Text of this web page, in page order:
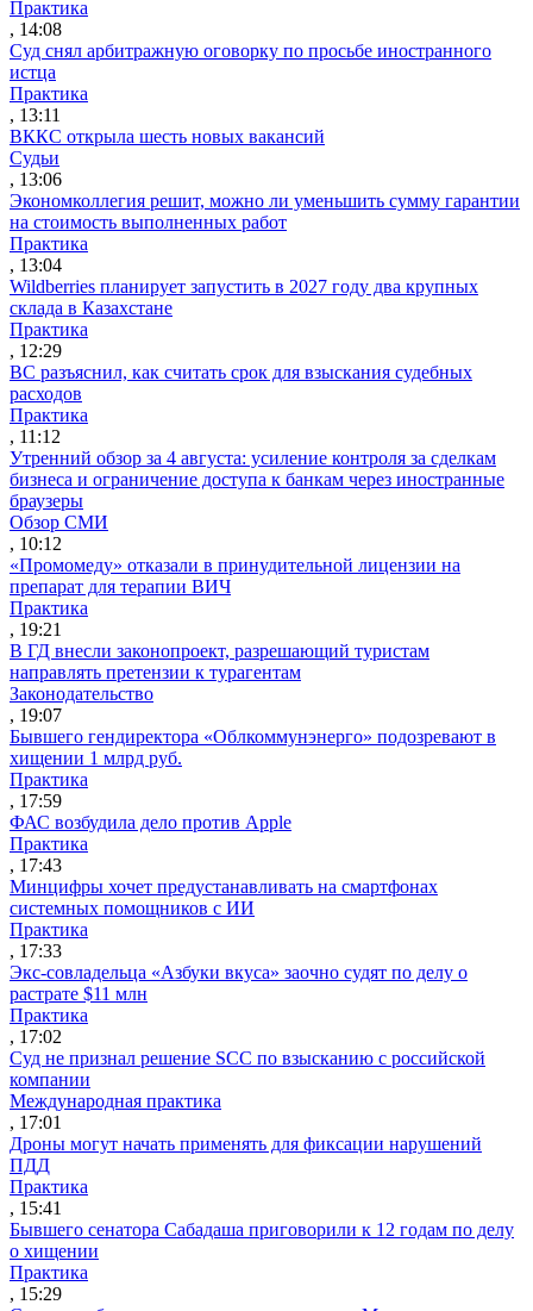
Практика
, 14:08
Суд снял арбитражную оговорку по просьбе иностранного
истца
Практика
, 13:11
ВККС открыла шесть новых вакансий
Судьи
, 13:06
Экономколлегия решит, можно ли уменьшить сумму гарантии
на стоимость выполненных работ
Практика
, 13:04
Wildberries планирует запустить в 2027 году два крупных
склада в Казахстане
Практика
, 12:29
ВС разъяснил, как считать срок для взыскания судебных
расходов
Практика
, 11:12
Утренний обзор за 4 августа: усиление контроля за сделкам
бизнеса и ограничение доступа к банкам через иностранные
браузеры
Обзор СМИ
, 10:12
«Промомеду» отказали в принудительной лицензии на
препарат для терапии ВИЧ
Практика
, 19:21
В ГД внесли законопроект, разрешающий туристам
направлять претензии к турагентам
Законодательство
, 19:07
Бывшего гендиректора «Облкоммунэнерго» подозревают в
хищении 1 млрд руб.
Практика
, 17:59
ФАС возбудила дело против Apple
Практика
, 17:43
Минцифры хочет предустанавливать на смартфонах
системных помощников с ИИ
Практика
, 17:33
Экс-совладельца «Азбуки вкуса» заочно судят по делу о
растрате $11 млн
Практика
, 17:02
Суд не признал решение SCC по взысканию с российской
компании
Международная практика
, 17:01
Дроны могут начать применять для фиксации нарушений
ПДД
Практика
, 15:41
Бывшего сенатора Сабадаша приговорили к 12 годам по делу
о хищении
Практика
, 15:29